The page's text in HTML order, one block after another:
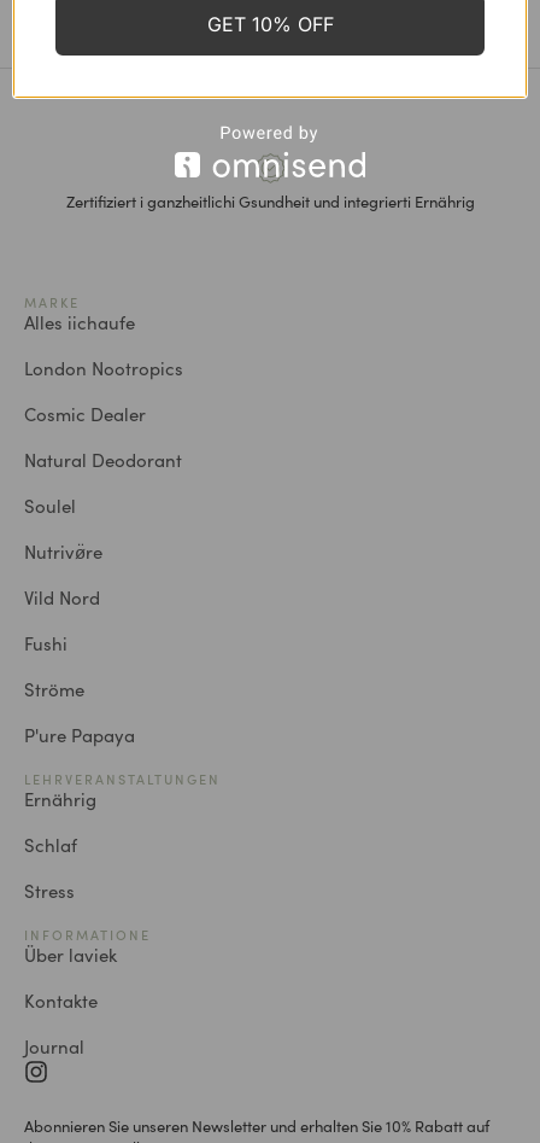
Zertifiziert i ganzheitlichi Gsundheit und integrierti Ernährig
MARKE
Alles iichaufe
London Nootropics
Cosmic Dealer
Natural Deodorant
Soulel
Nutrivø̈re
Vild Nord
Fushi
Ströme
P'ure Papaya
LEHRVERANSTALTUNGEN
Ernährig
Schlaf
Stress
INFORMATIONE
Über laviek
Kontakte
Journal
Abonnieren Sie unseren Newsletter und erhalten Sie 10% Rabatt auf
GET 10% OFF